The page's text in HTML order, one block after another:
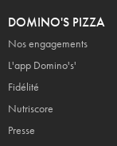
DOMINO'S PIZZA
Nos engagements
L'app Domino's'
Fidélité
Nutriscore
Presse